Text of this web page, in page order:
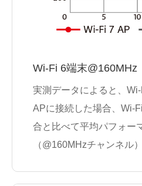
Wi-Fi 6端末@160MHz
実測データによると、
APに接続した場合、Wi-
合と比べて平均パフォー
（@160MHzチャンネル）